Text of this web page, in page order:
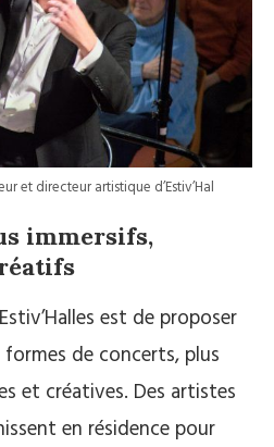
et directeur artistique d’Estiv’Hal
immersifs,
est de proposer
de concerts, plus
et créatives. Des artistes
en résidence pour